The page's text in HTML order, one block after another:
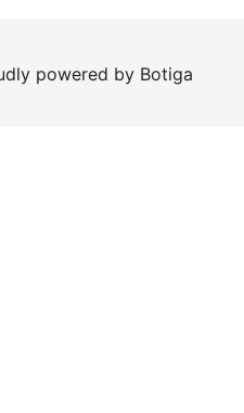
powered by Botiga